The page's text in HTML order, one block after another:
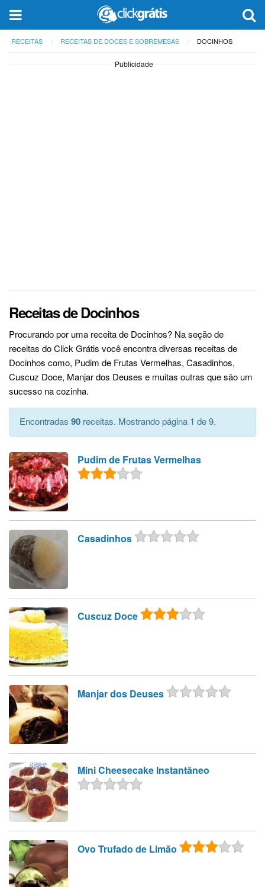
RECEITAS RECEITAS DE DOCES E SOBREMESAS DOCINHOS
Publicidade
Receitas de Docinhos
Procurando por uma receita de Docinhos? Na seção de
receitas do Click Grátis você encontra diversas receitas de
Docinhos como, Pudim de Frutas Vermelhas, Casadinhos,
Cuscuz Doce, Manjar dos Deuses e muitas outras que são um
sucesso na cozinha.
Encontradas 90 receitas. Mostrando página 1 de 9.
Pudim de Frutas Vermelhas
Casadinhos
Cuscuz Doce
Manjar dos Deuses
Mini Cheesecake Instantâneo
Ovo Trufado de Limão